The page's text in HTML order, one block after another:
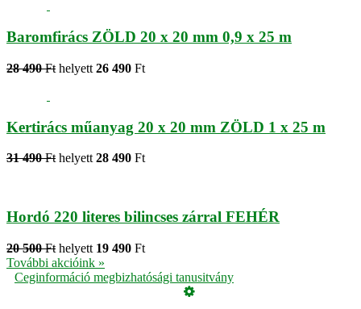
Baromfirács ZÖLD 20 x 20 mm 0,9 x 25 m
28 490 Ft helyett 26 490 Ft
Kertirács műanyag 20 x 20 mm ZÖLD 1 x 25 m
31 490 Ft helyett 28 490 Ft
Hordó 220 literes bilincses zárral FEHÉR
20 500 Ft helyett 19 490 Ft
További akcióink »
Ceginformáció megbizhatósági tanusitvány